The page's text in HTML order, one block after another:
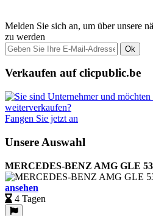
Melden Sie sich an, um über unsere
zu werden
Ok
Verkaufen auf clicpublic.be
Fangen Sie jetzt an
Unsere Auswahl
MERCEDES-BENZ AMG GLE
ansehen
4 Tagen